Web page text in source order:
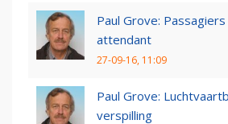
Paul Grove: Passagiers
attendant
27-09-16, 11:09
Paul Grove:
verspilling